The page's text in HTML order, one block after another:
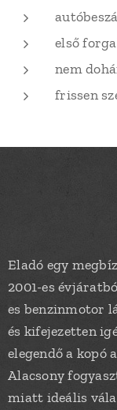
első
nem
frissen
Eladó egy
2001-es
es benzinmotor
és kifejezetten
elegendő a kopó
Alacsony
miatt ideális